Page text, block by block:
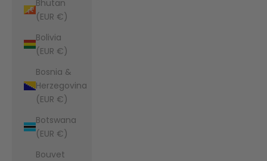
Bhutan
(EUR €)
Bolivia
(EUR €)
Bosnia &
Herzegovina
(EUR €)
Botswana
(EUR €)
Bouvet